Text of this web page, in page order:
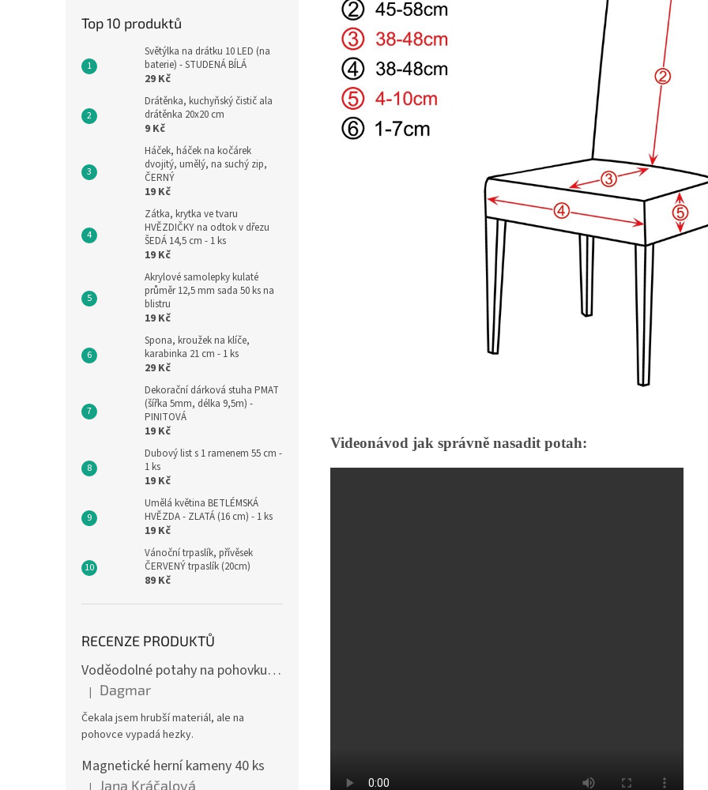
Top 10 produktů
Světýlka na drátku 10 LED (na
baterie) - STUDENÁ BÍLÁ
29 Kč
Drátěnka, kuchyňský čistič ala
drátěnka 20x20 cm
9 Kč
Háček, háček na kočárek
dvojitý, umělý, na suchý zip,
ČERNÝ
19 Kč
Zátka, krytka ve tvaru
HVĚZDIČKY na odtok v dřezu
ŠEDÁ 14,5 cm - 1 ks
19 Kč
Akrylové samolepky kulaté
průměr 12,5 mm sada 50 ks na
blistru
19 Kč
Spona, kroužek na klíče,
karabinka 21 cm - 1 ks
29 Kč
Dekorační dárková stuha PMAT
(šířka 5mm, délka 9,5m) -
PINITOVÁ
19 Kč
Dubový list s 1 ramenem 55 cm -
1 ks
19 Kč
Umělá květina BETLÉMSKÁ
HVĚZDA - ZLATÁ (16 cm) - 1 ks
19 Kč
Vánoční trpaslík, přívěsek
ČERVENÝ trpaslík (20cm)
89 Kč
RECENZE PRODUKTŮ
Voděodolné potahy na pohovku se vzorem
Hodnocení produktu je 4 z 5 hvězdiček.
| Dagmar
Čekala jsem hrubší materiál, ale na
pohovce vypadá hezky.
Magnetické herní kameny 40 ks
Jana Kráčalová
Videonávod jak správně nasadit potah: